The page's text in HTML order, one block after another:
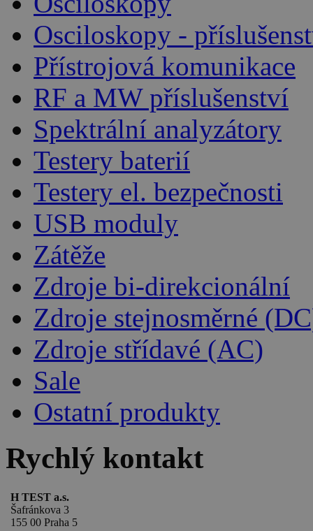
Osciloskopy -
Přístrojová komunikace
RF a MW příslušenství
Spektrální analyzátory
Testery baterií
Testery el. bezpečnosti
USB moduly
Zátěže
Zdroje bi-direkcionální
Zdroje stejnosměrné
Zdroje střídavé (AC)
Sale
Ostatní produkty
Rychlý kontakt
H TEST a.s.
Šafránkova 3
155 00 Praha 5